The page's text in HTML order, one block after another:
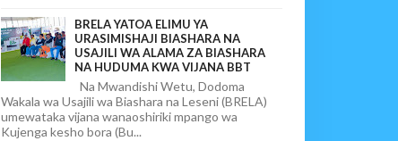
BRELA YATOA ELIMU YA
URASIMISHAJI BIASHARA NA
USAJILI WA ALAMA ZA BIASHARA
NA HUDUMA KWA VIJANA BBT
Na Mwandishi Wetu, Dodoma
Wakala wa Usajili wa Biashara na Leseni (BRELA)
umewataka vijana wanaoshiriki mpango wa
Kujenga kesho bora (Bu...